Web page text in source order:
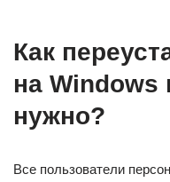
Как
на Windows
нужно?
Все пользователи